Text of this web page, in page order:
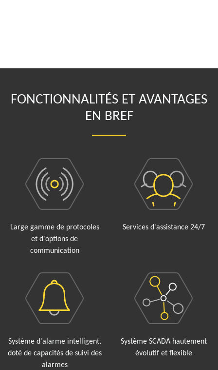
FONCTIONNALITÉS ET AVANTAGES
EN BREF
Large gamme de protocoles
et d'options de
communication
Services d'assistance 24/7
Système d'alarme intelligent,
doté de capacités de suivi des
alarmes
Système SCADA hautement
évolutif et flexible